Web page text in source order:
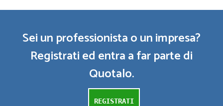
Sei un professionista o un impresa?
Registrati ed entra a far parte di
Quotalo.
REGISTRATI